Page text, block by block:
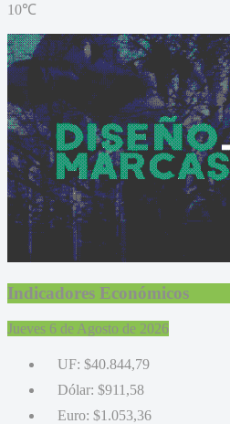
10℃
Indicadores Económicos
Jueves 6 de Agosto de 2026
UF: $40.844,79
Dólar: $911,58
Euro: $1.053,36